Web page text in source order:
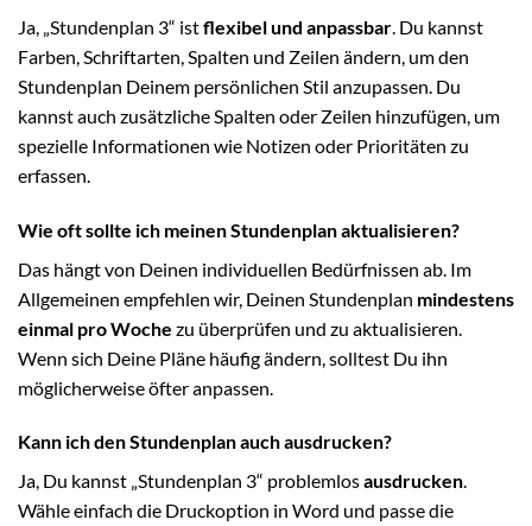
Ja, „Stundenplan 3“ istflexibel und anpassbar. Du kannst
Farben, Schriftarten, Spalten und Zeilen ändern, um den
Stundenplan Deinem persönlichen Stil anzupassen. Du
kannst auch zusätzliche Spalten oder Zeilen hinzufügen, um
spezielle Informationen wie Notizen oder Prioritäten zu
erfassen.
Wie oft sollte ich meinen Stundenplan aktualisieren?
Das hängt von Deinen individuellen Bedürfnissen ab. Im
Allgemeinen empfehlen wir, Deinen Stundenplan mindestens
einmal pro Woche zu überprüfen und zu aktualisieren.
Wenn sich Deine Pläne häufig ändern, solltest Du ihn
möglicherweise öfter anpassen.
Kann ich den Stundenplan auch ausdrucken?
Ja, Du kannst „Stundenplan 3“ problemlosausdrucken.
Wähle einfach die Druckoption in Word und passe die